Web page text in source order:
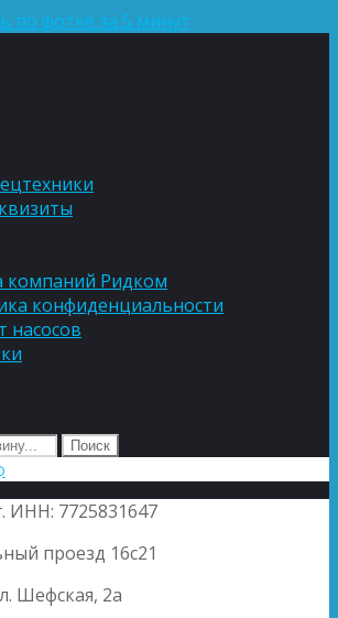
по фотке за 5 минут
компаний Ридком
конфиденциальности
насосов
ИНН: 7725831647
проезд 16с21
Шефская, 2а